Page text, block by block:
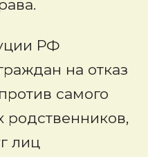
РФ
на отказ
самого
родственников,
лиц